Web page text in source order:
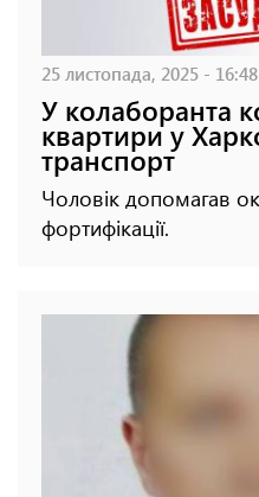
25 листопада, 2025 - 16:48
У колаборанта
квартири у
транспорт
Чоловік допомагав
фортифікації.